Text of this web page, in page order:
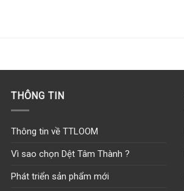
THÔNG TIN
Thông tin về TTLOOM
Vì sao chọn Dệt Tâm Thành ?
Phát triển sản phẩm mới